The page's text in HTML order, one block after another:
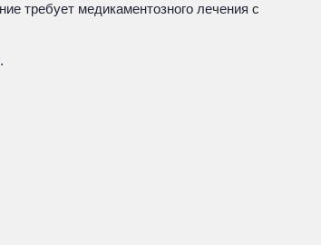
требует медикаментозного лечения с